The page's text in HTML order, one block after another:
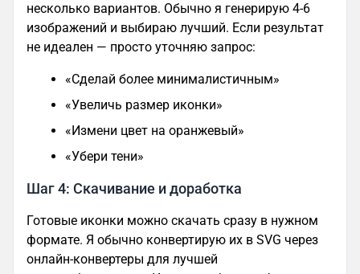
несколько вариантов. Обычно я генерирую 4-6
изображений и выбираю лучший. Если результат
не идеален — просто уточняю запрос:
«Сделай более минималистичным»
«Увеличь размер иконки»
«Измени цвет на оранжевый»
«Убери тени»
Шаг 4: Скачивание и доработка
Готовые иконки можно скачать сразу в нужном
формате. Я обычно конвертирую их в SVG через
онлайн-конвертеры для лучшей